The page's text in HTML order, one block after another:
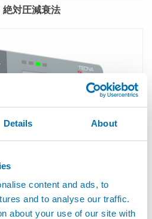
Details About
content and ads, to
and to analyse our traffic.
about your use of our site with
対圧減衰法
ー